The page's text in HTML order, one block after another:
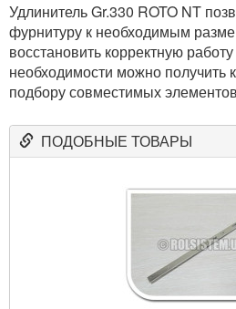
Удлинитель Gr.330 ROTO NT
фурнитуру к необходимым
восстановить корректную
необходимости можно получить
подбору совместимых
ПОДОБНЫЕ ТОВАРЫ